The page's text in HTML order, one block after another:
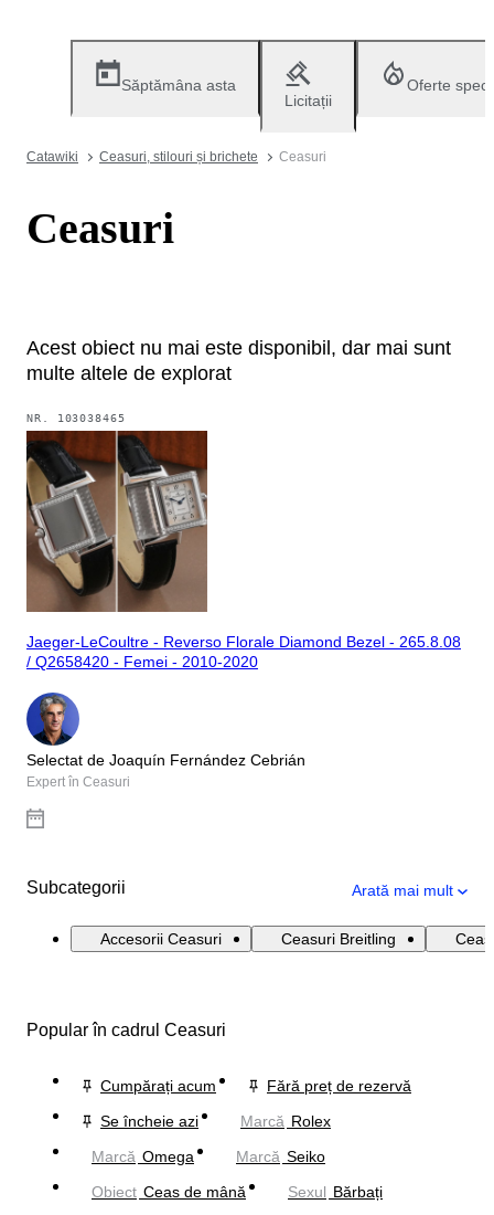
Săptămâna asta
Licitații
Oferte
Catawiki Ceasuri, stilouri și brichete Ceasuri
Ceasuri
Acest obiect nu mai este disponibil, dar mai sunt
multe altele de explorat
NR. 103038465
Jaeger-LeCoultre - Reverso Florale Diamond Bezel - 265.8.08
/ Q2658420 - Femei - 2010-2020
Selectat de Joaquín Fernández Cebrián
Expert în Ceasuri
Subcategorii Arată mai mult
Accesorii Ceasuri Ceasuri Breitling
Popular în cadrul Ceasuri
Cumpărați acum
Fără preț de rezervă
Se încheie azi
Marcă Rolex
Marcă Omega Marcă Seiko
Obiect Ceas de mână Sexul Bărbați